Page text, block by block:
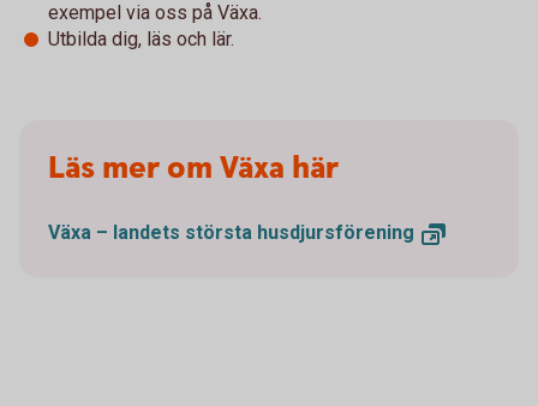
exempel via oss på Växa.
Utbilda dig, läs och lär.
Läs mer om Växa här
Växa – landets största husdjursförening